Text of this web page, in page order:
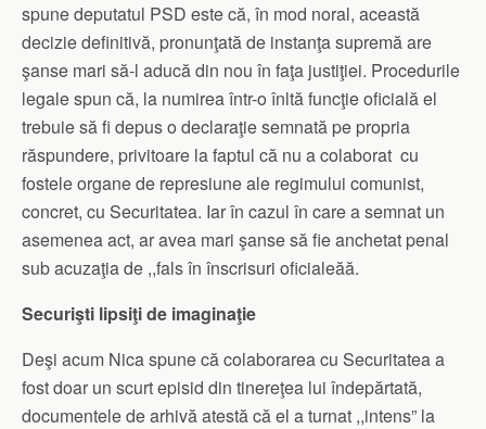
spune deputatul PSD este că, în mod noral, această
decizie definitivă, pronunţată de instanţa supremă are
şanse mari să-l aducă din nou în faţa justiţiei. Procedurile
legale spun că, la numirea într-o înltă funcţie oficială el
trebuie să fi depus o declaraţie semnată pe propria
răspundere, privitoare la faptul că nu a colaborat cu
fostele organe de represiune ale regimului comunist,
concret, cu Securitatea. Iar în cazul în care a semnat un
asemenea act, ar avea mari şanse să fie anchetat penal
sub acuzaţia de ,,fals în înscrisuri oficialeăă.
Securişti lipsiţi de imaginaţie
Deşi acum Nica spune că colaborarea cu Securitatea a
fost doar un scurt episid din tinereţea lui îndepărtată,
documentele de arhivă atestă că el a turnat ,,intens” la